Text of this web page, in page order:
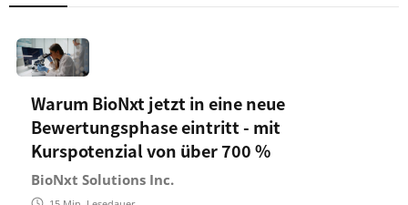
Warum BioNxt jetzt in eine neue
Bewertungsphase eintritt - mit
Kurspotenzial von über 700 %
BioNxt Solutions Inc.